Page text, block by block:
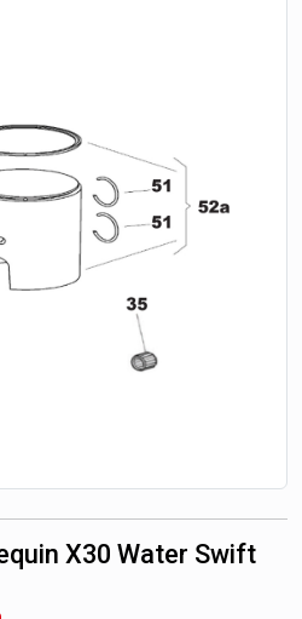
X30 Water Swift